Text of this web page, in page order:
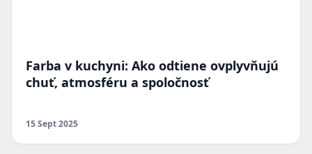
Farba v kuchyni: Ako odtiene ovplyvňujú
chuť, atmosféru a spoločnosť
15 Sept 2025